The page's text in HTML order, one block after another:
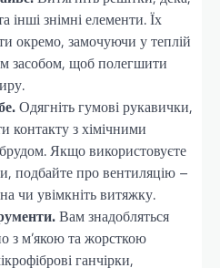
інші знімні елементи. Їх
окремо, замочуючи у теплій
засобом, щоб полегшити
Одягніть гумові рукавички,
контакту з хімічними
Якщо використовуєте
подбайте про вентиляцію –
чи увімкніть витяжку.
Вам знадобляться
з м’якою та жорсткою
ганчірки,